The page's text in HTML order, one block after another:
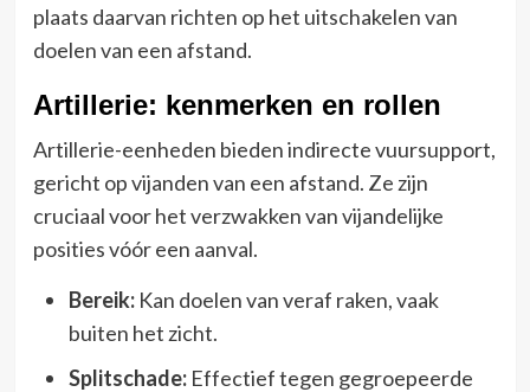
plaats daarvan richten op het uitschakelen van
doelen van een afstand.
Artillerie: kenmerken en rollen
Artillerie-eenheden bieden indirecte vuursupport,
gericht op vijanden van een afstand. Ze zijn
cruciaal voor het verzwakken van vijandelijke
posities vóór een aanval.
Bereik:Kan doelen van veraf raken, vaak
buiten het zicht.
Splitschade:Effectief tegen gegroepeerde